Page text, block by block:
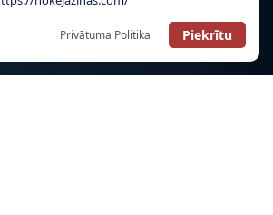
Privātuma Politika Piekrītu